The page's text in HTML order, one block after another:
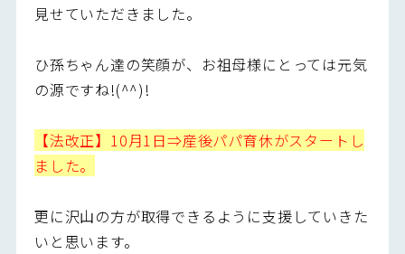
見せていただきました。
ひ孫ちゃん達の笑顔が、お祖母様にとっては元気
の源ですね!(^^)!
【法改正】10月1日⇒産後パパ育休がスタートし
ました。
更に沢山の方が取得できるように支援していきた
いと思います。